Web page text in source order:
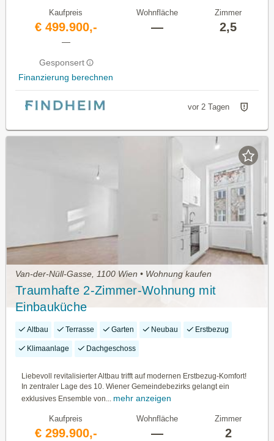
Kaufpreis
€ 499.900,-
—
Gesponsert
Finanzierung berechnen
Wohnfläche
—
Zimmer
2,5
vor 2 Tagen
Van-der-Nüll-Gasse, 1100 Wien • Wohnung kaufen
Traumhafte 2-Zimmer-Wohnung mit
Einbauküche
Altbau Terrasse Garten Neubau Erstbezug
Klimaanlage Dachgeschoss
Liebevoll revitalisierter Altbau trifft auf modernen Erstbezug-Komfort!
In zentraler Lage des 10. Wiener Gemeindebezirks gelangt ein
exklusives Ensemble von... mehr anzeigen
Kaufpreis
€ 299.900,-
Wohnfläche
—
Zimmer
2